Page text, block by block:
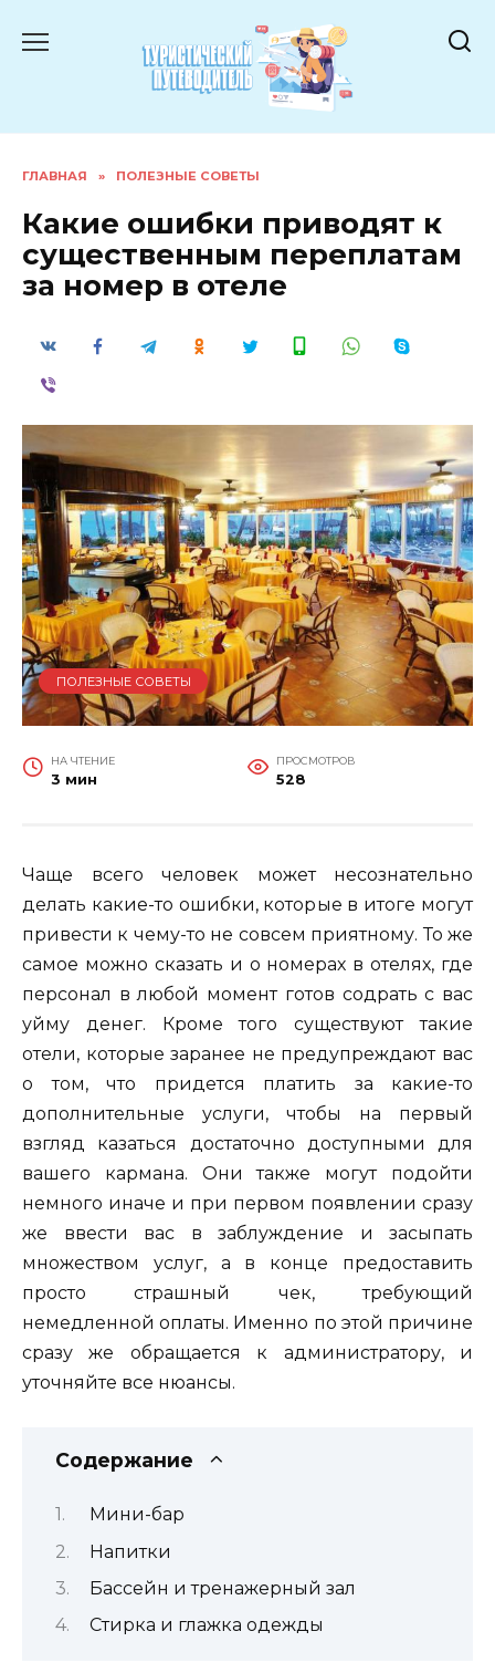
ГЛАВНАЯ » ПОЛЕЗНЫЕ СОВЕТЫ
Какие ошибки приводят к
существенным переплатам
за номер в отеле
ПОЛЕЗНЫЕ СОВЕТЫ
НА ЧТЕНИЕ
3 мин
ПРОСМОТРОВ
528
Чаще всего человек может несознательно
делать какие-то ошибки, которые в итоге могут
привести к чему-то не совсем приятному. То же
самое можно сказать и о номерах в отелях, где
персонал в любой момент готов содрать с вас
уйму денег. Кроме того существуют такие
отели, которые заранее не предупреждают вас
о том, что придется платить за какие-то
дополнительные услуги, чтобы на первый
взгляд казаться достаточно доступными для
вашего кармана. Они также могут подойти
немного иначе и при первом появлении сразу
же ввести вас в заблуждение и засыпать
множеством услуг, а в конце предоставить
просто страшный чек, требующий
немедленной оплаты. Именно по этой причине
сразу же обращается к администратору, и
уточняйте все нюансы.
Содержание
Мини-бар
Напитки
Бассейн и тренажерный зал
Стирка и глажка одежды